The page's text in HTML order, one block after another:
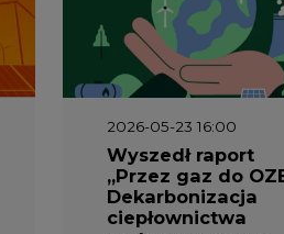
2026-05-23 16:00
Wyszedł raport
„Przez gaz do OZE.
Dekarbonizacja
ciepłownictwa
systemowego w
Polsce”